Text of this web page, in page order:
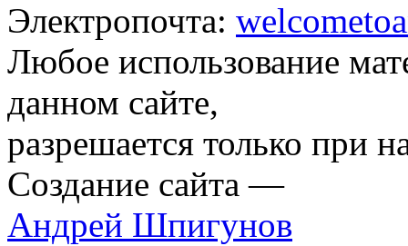
Электропочта:
Любое использование
данном сайте,
разрешается только при
Создание сайта —
Андрей Шпигунов